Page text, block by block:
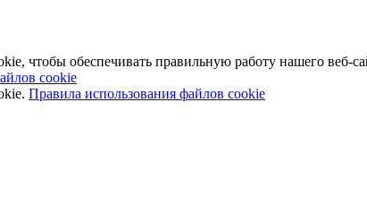
чтобы обеспечивать правильную работу нашего веб-
cookie
Правила использования файлов cookie